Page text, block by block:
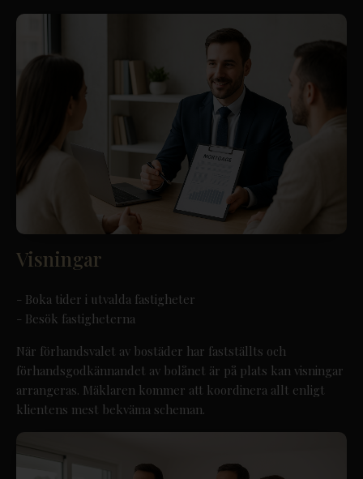
Visningar
- Boka tider i utvalda fastigheter
- Besök fastigheterna
När förhandsvalet av bostäder har fastställts och
förhandsgodkännandet av bolånet är på plats kan visningar
arrangeras. Mäklaren kommer att koordinera allt enligt
klientens mest bekväma scheman.